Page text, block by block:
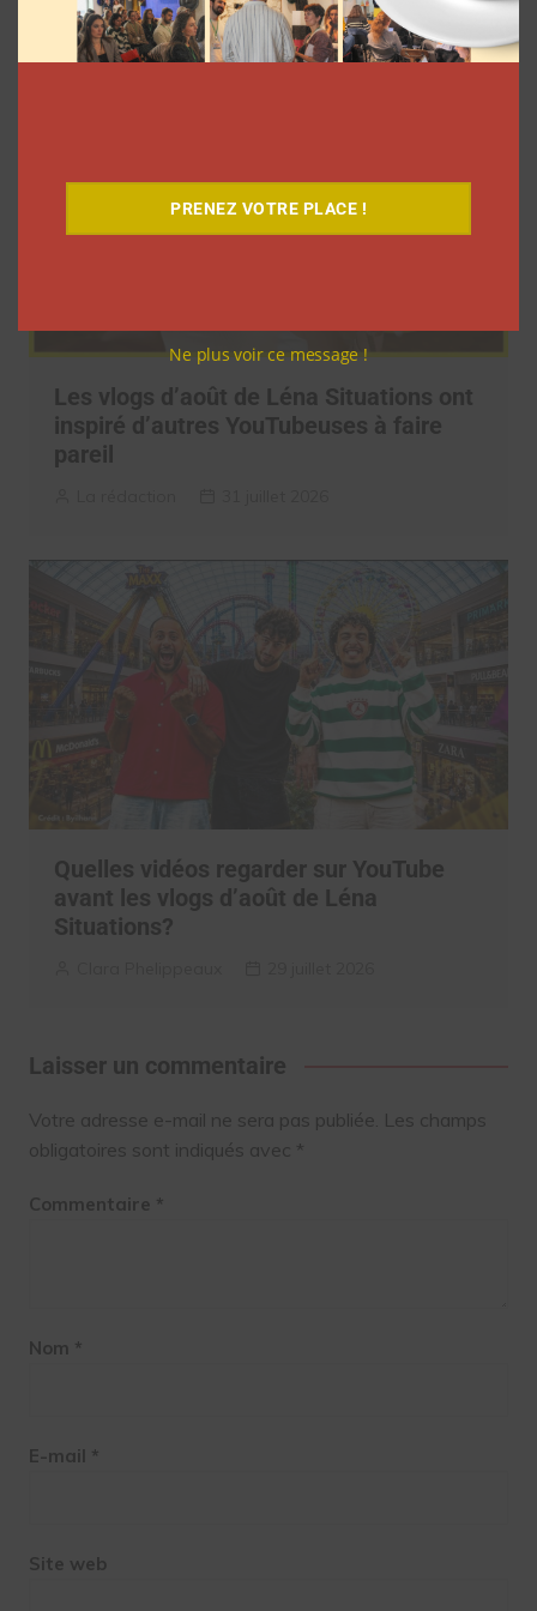
La rédaction 3 août 2026
Les vlogs d’août de Léna Situations ont
inspiré d’autres YouTubeuses à faire
pareil
Quelles vidéos regarder sur YouTube
avant les vlogs d’août de Léna
Situations?
Laisser un commentaire
Votre adresse e-mail ne sera pas publiée. Les champs
obligatoires sont indiqués avec *
Commentaire *
Nom *
E-mail *
Site web
PRENEZ VOTRE PLACE !
Ne plus voir ce message !